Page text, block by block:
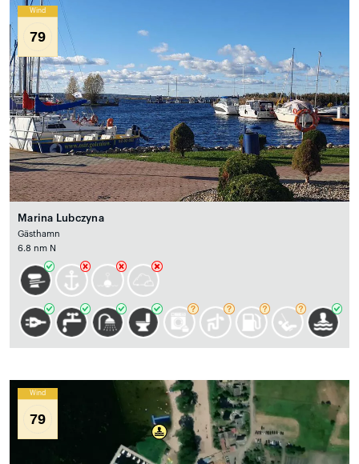
Wind
79
Marina Lubczyna
Gästhamn
6.8 nm N
Wind
79